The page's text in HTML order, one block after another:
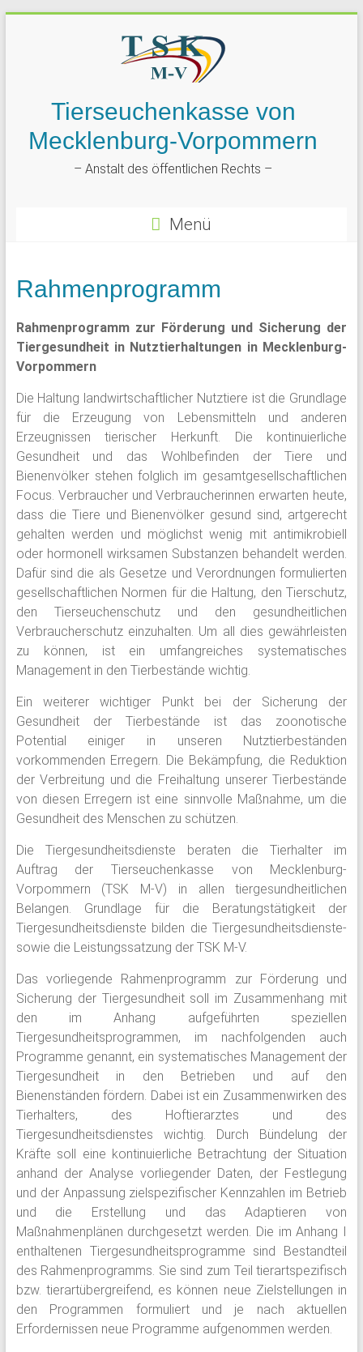
Tierseuchenkasse von
Mecklenburg-Vorpommern
– Anstalt des öffentlichen Rechts –
Menü
Rahmenprogramm
Rahmenprogramm zur Förderung und Sicherung der
Tiergesundheit in Nutztierhaltungen in Mecklenburg-
Vorpommern
Die Haltung landwirtschaftlicher Nutztiere ist die Grundlage
für die Erzeugung von Lebensmitteln und anderen
Erzeugnissen tierischer Herkunft. Die kontinuierliche
Gesundheit und das Wohlbefinden der Tiere und
Bienenvölker stehen folglich im gesamtgesellschaftlichen
Focus. Verbraucher und Verbraucherinnen erwarten heute,
dass die Tiere und Bienenvölker gesund sind, artgerecht
gehalten werden und möglichst wenig mit antimikrobiell
oder hormonell wirksamen Substanzen behandelt werden.
Dafür sind die als Gesetze und Verordnungen formulierten
gesellschaftlichen Normen für die Haltung, den Tierschutz,
den Tierseuchenschutz und den gesundheitlichen
Verbraucherschutz einzuhalten. Um all dies gewährleisten
zu können, ist ein umfangreiches systematisches
Management in den Tierbestände wichtig.
Ein weiterer wichtiger Punkt bei der Sicherung der
Gesundheit der Tierbestände ist das zoonotische
Potential einiger in unseren Nutztierbeständen
vorkommenden Erregern. Die Bekämpfung, die Reduktion
der Verbreitung und die Freihaltung unserer Tierbestände
von diesen Erregern ist eine sinnvolle Maßnahme, um die
Gesundheit des Menschen zu schützen.
Die Tiergesundheitsdienste beraten die Tierhalter im
Auftrag der Tierseuchenkasse von Mecklenburg-
Vorpommern (TSK M-V) in allen tiergesundheitlichen
Belangen. Grundlage für die Beratungstätigkeit der
Tiergesundheitsdienste bilden die Tiergesundheitsdienste-
sowie die Leistungssatzung der TSK M-V.
Das vorliegende Rahmenprogramm zur Förderung und
Sicherung der Tiergesundheit soll im Zusammenhang mit
den im Anhang aufgeführten speziellen
Tiergesundheitsprogrammen, im nachfolgenden auch
Programme genannt, ein systematisches Management der
Tiergesundheit in den Betrieben und auf den
Bienenständen fördern. Dabei ist ein Zusammenwirken des
Tierhalters, des Hoftierarztes und des
Tiergesundheitsdienstes wichtig. Durch Bündelung der
Kräfte soll eine kontinuierliche Betrachtung der Situation
anhand der Analyse vorliegender Daten, der Festlegung
und der Anpassung zielspezifischer Kennzahlen im Betrieb
und die Erstellung und das Adaptieren von
Maßnahmenplänen durchgesetzt werden. Die im Anhang I
enthaltenen Tiergesundheitsprogramme sind Bestandteil
des Rahmenprogramms. Sie sind zum Teil tierartspezifisch
bzw. tierartübergreifend, es können neue Zielstellungen in
den Programmen formuliert und je nach aktuellen
Erfordernissen neue Programme aufgenommen werden.